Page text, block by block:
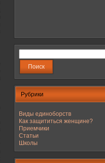
Рубрики
Виды единоборств
Как защититься женщине?
Приемчики
Статьи
Школы